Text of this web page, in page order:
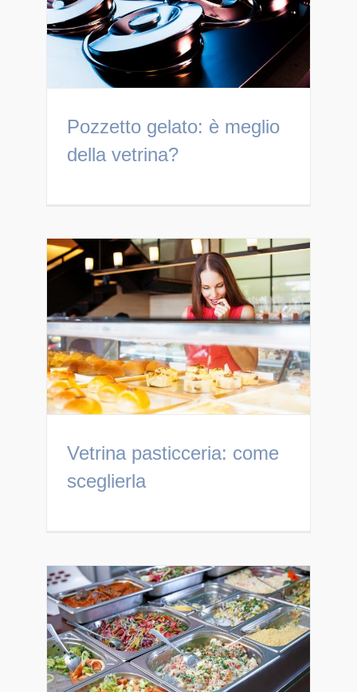
Pozzetto gelato: è meglio
della vetrina?
Vetrina pasticceria: come
sceglierla